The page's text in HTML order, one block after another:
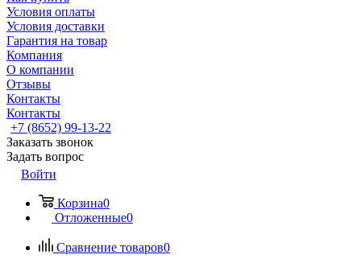
Условия оплаты
Условия доставки
Гарантия на товар
Компания
О компании
Отзывы
Контакты
Контакты
+7 (8652) 99-13-22
Заказать звонок
Задать вопрос
Войти
Корзина0
Отложенные0
Сравнение товаров0